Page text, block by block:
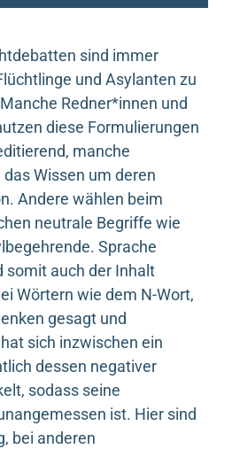
sind immer
und Asylanten zu
Redner*innen und
diese Formulierungen
manche
Wissen um deren
Andere wählen beim
neutrale Begriffe wie
Sprache
somit auch der Inhalt
Wörtern wie dem N-Wort,
gesagt und
sich inzwischen ein
dessen negativer
sodass seine
ist. Hier sind
bei anderen